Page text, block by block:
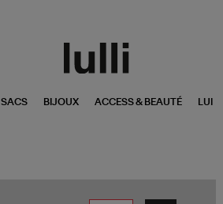
SACS BIJOUX ACCESS & BEAUTÉ LUI